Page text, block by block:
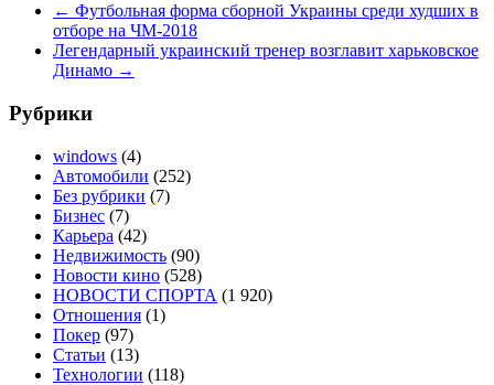
← Футбольная форма сборной Украины среди худших в
отборе на ЧМ-2018
Легендарный украинский тренер возглавит харьковское
Динамо →
Рубрики
windows (4)
Автомобили (252)
Без рубрики (7)
Бизнес (7)
Карьера (42)
Недвижимость (90)
Новости кино (528)
НОВОСТИ СПОРТА (1 920)
Отношения (1)
Покер (97)
Статьи (13)
Технологии (118)